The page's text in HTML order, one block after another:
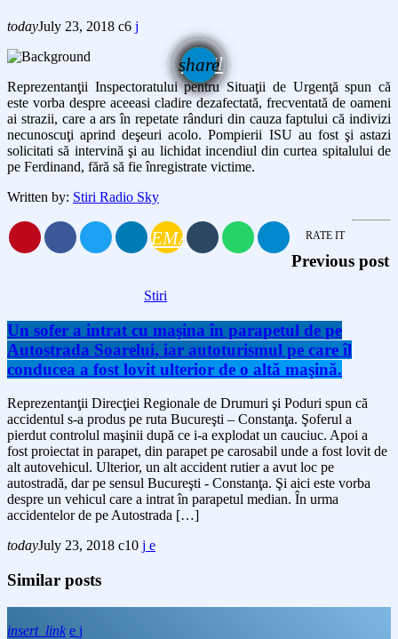
todayJuly 23, 2018 6
share
email
Reprezentanţii Inspectoratului pentru Situaţii de Urgenţă spun că
este vorba despre aceeasi cladire dezafectată, frecventată de oameni
ai strazii, care a ars în repetate rânduri din cauza faptului că indivizi
necunoscuţi aprind deşeuri acolo. Pompierii ISU au fost şi astazi
solicitati să intervină şi au lichidat incendiul din curtea spitalului de
pe Ferdinand, fără să fie înregistrate victime.
Written by: Stiri Radio Sky
EMAIL RATE IT
Previous post
Stiri
Un sofer a intrat cu maşina în parapetul de pe
Autostrada Soarelui, iar autoturismul pe care îl
conducea a fost lovit ulterior de o altă maşină.
Reprezentanţii Direcţiei Regionale de Drumuri şi Poduri spun că
accidentul s-a produs pe ruta Bucureşti – Constanţa. Şoferul a
pierdut controlul maşinii după ce i-a explodat un cauciuc. Apoi a
fost proiectat in parapet, din parapet pe carosabil unde a fost lovit de
alt autovehicul. Ulterior, un alt accident rutier a avut loc pe
autostradă, dar pe sensul Bucureşti - Constanţa. Şi aici este vorba
despre un vehicul care a intrat în parapetul median. În urma
accidentelor de pe Autostrada […]
todayJuly 23, 2018 10
Similar posts
insert_link